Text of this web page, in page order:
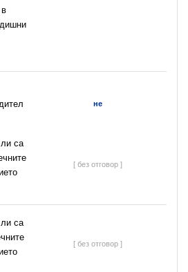
не
са
[ без отговор ]
са
[ без отговор ]